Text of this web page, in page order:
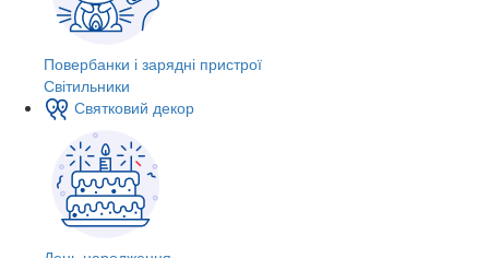
Повербанки і зарядні пристрої
Світильники
Святковий декор